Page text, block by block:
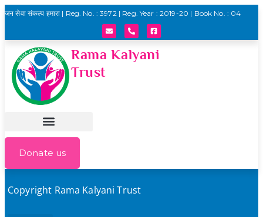
जन सेवा संकल्प हमारा | Reg. No. : 3972 | Reg. Year : 2019-20 | Book No. : 04
Rama Kalyani
Trust
Donate us
Copyright Rama Kalyani Trust